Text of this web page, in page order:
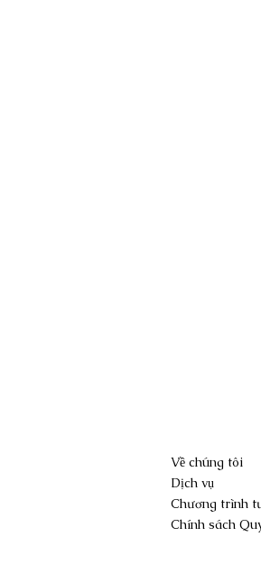
Về chúng tôi
Dịch vụ
Chương trình
Chính sách